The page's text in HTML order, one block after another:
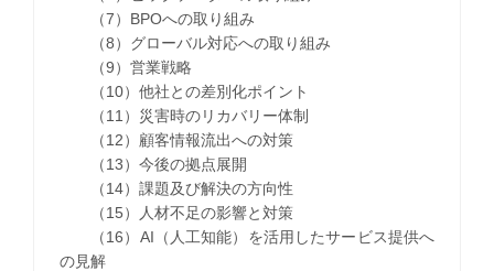
（7）BPOへの取り組み
（8）グローバル対応への取り組み
（9）営業戦略
（10）他社との差別化ポイント
（11）災害時のリカバリー体制
（12）顧客情報流出への対策
（13）今後の拠点展開
（14）課題及び解決の方向性
（15）人材不足の影響と対策
（16）AI（人工知能）を活用したサービス提供へ
の見解